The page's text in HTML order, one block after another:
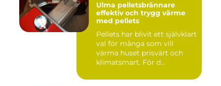
Ulma pelletsbrännare
effektiv och trygg värme
med pellets
Pellets har blivit ett självklart
val för många som vill
värma huset prisvärt och
klimatsmart. För d...